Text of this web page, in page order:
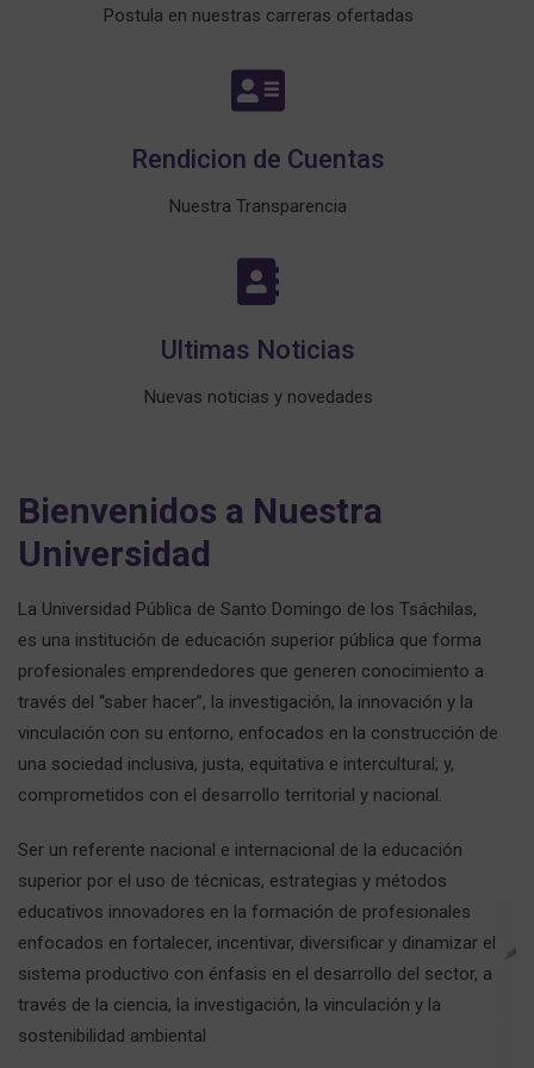
Postula en nuestras carreras ofertadas
Rendicion de Cuentas
Nuestra Transparencia
Ultimas Noticias
Nuevas noticias y novedades
Bienvenidos a Nuestra
Universidad
La Universidad Pública de Santo Domingo de los Tsáchilas,
es una institución de educación superior pública que forma
profesionales emprendedores que generen conocimiento a
través del “saber hacer”, la investigación, la innovación y la
vinculación con su entorno, enfocados en la construcción de
una sociedad inclusiva, justa, equitativa e intercultural; y,
comprometidos con el desarrollo territorial y nacional.
Ser un referente nacional e internacional de la educación
superior por el uso de técnicas, estrategias y métodos
educativos innovadores en la formación de profesionales
enfocados en fortalecer, incentivar, diversificar y dinamizar el
sistema productivo con énfasis en el desarrollo del sector, a
través de la ciencia, la investigación, la vinculación y la
sostenibilidad ambiental